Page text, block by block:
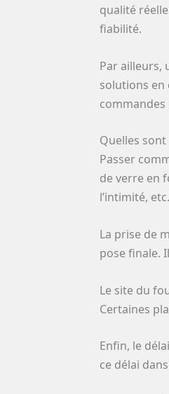
qualité
fiabilité.
Par ailleurs,
solutions en
Quelles
Passer
de verre en
l’intimité,
La prise de
pose finale.
Le site du
Certaines
Enfin, le
ce délai